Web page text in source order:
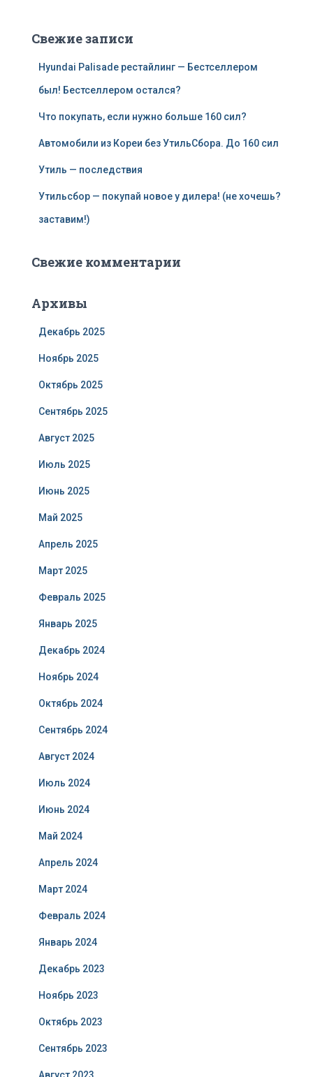
Свежие записи
Hyundai Palisade рестайлинг — Бестселлером
был! Бестселлером остался?
Что покупать, если нужно больше 160 сил?
Автомобили из Кореи без УтильСбора. До 160 сил
Утиль — последствия
Утильсбор — покупай новое у дилера! (не хочешь?
заставим!)
Свежие комментарии
Архивы
Декабрь 2025
Ноябрь 2025
Октябрь 2025
Сентябрь 2025
Август 2025
Июль 2025
Июнь 2025
Май 2025
Апрель 2025
Март 2025
Февраль 2025
Январь 2025
Декабрь 2024
Ноябрь 2024
Октябрь 2024
Сентябрь 2024
Август 2024
Июль 2024
Июнь 2024
Май 2024
Апрель 2024
Март 2024
Февраль 2024
Январь 2024
Декабрь 2023
Ноябрь 2023
Октябрь 2023
Сентябрь 2023
Август 2023